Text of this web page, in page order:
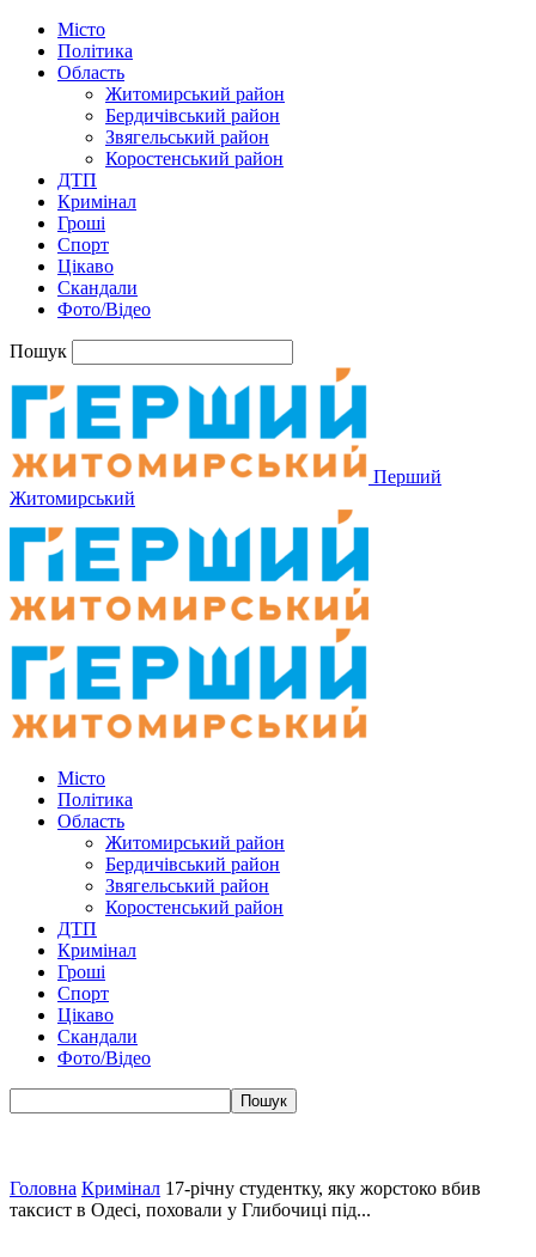
Місто
Політика
Область
Житомирський район
Бердичівський район
Звягельський район
Коростенський район
ДТП
Кримінал
Гроші
Спорт
Цікаво
Скандали
Фото/Відео
Пошук
Перший
Житомирський
Місто
Політика
Область
Житомирський район
Бердичівський район
Звягельський район
Коростенський район
ДТП
Кримінал
Гроші
Спорт
Цікаво
Скандали
Фото/Відео
Головна Кримінал 17-річну студентку, яку жорстоко вбив
таксист в Одесі, поховали у Глибочиці під...